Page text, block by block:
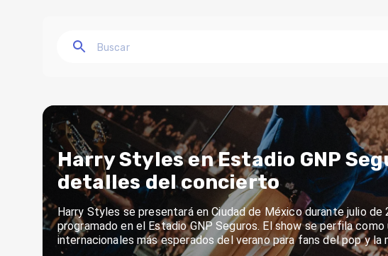
Harry Styles en Estadio GNP
detalles del concierto
Harry Styles se presentará en Ciudad de México durante julio
programado en el Estadio GNP Seguros. El show se perfila
internacionales más esperados del verano para fans del pop y la